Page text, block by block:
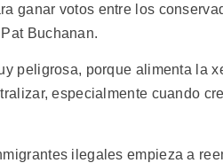
ganar votos entre los
Buchanan.
peligrosa, porque alimenta la
especialmente cuando
ilegales empieza a